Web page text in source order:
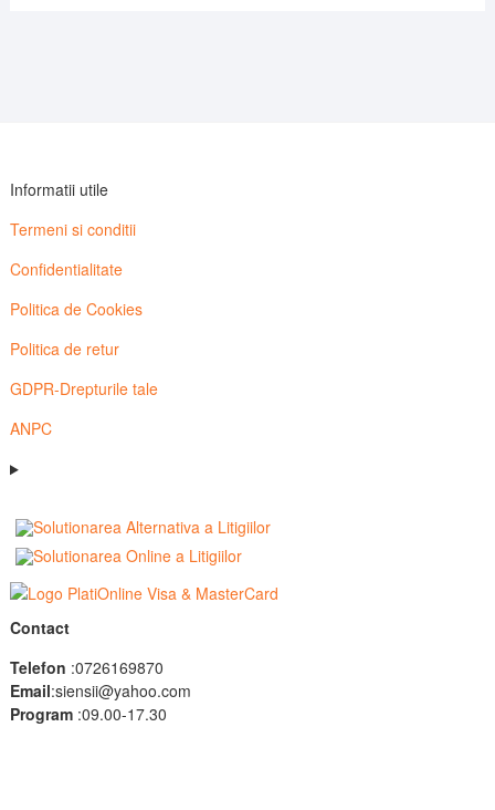
Informatii utile
Termeni si conditii
Confidentialitate
Politica de Cookies
Politica de retur
GDPR-Drepturile tale
ANPC
Contact
Telefon :0726169870
Email:siensii@yahoo.com
Program:09.00-17.30